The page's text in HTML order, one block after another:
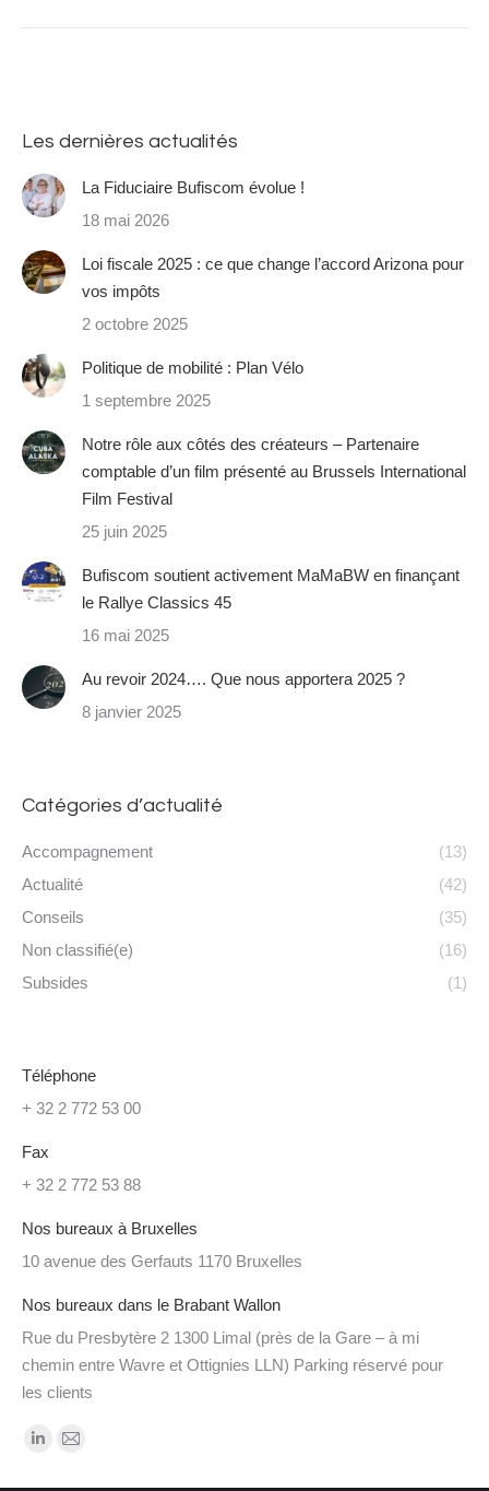
Les dernières actualités
La Fiduciaire Bufiscom évolue !
18 mai 2026
Loi fiscale 2025 : ce que change l’accord Arizona pour
vos impôts
2 octobre 2025
Politique de mobilité : Plan Vélo
1 septembre 2025
Notre rôle aux côtés des créateurs – Partenaire
comptable d’un film présenté au Brussels International
Film Festival
25 juin 2025
Bufiscom soutient activement MaMaBW en finançant
le Rallye Classics 45
16 mai 2025
Au revoir 2024…. Que nous apportera 2025 ?
8 janvier 2025
Catégories d’actualité
Accompagnement
(13)
Actualité
(42)
Conseils
(35)
Non classifié(e)
(16)
Subsides
(1)
Téléphone
+ 32 2 772 53 00
Fax
+ 32 2 772 53 88
Nos bureaux à Bruxelles
10 avenue des Gerfauts 1170 Bruxelles
Nos bureaux dans le Brabant Wallon
Rue du Presbytère 2 1300 Limal (près de la Gare – à mi
chemin entre Wavre et Ottignies LLN) Parking réservé pour
les clients
Trouvez nous sur :